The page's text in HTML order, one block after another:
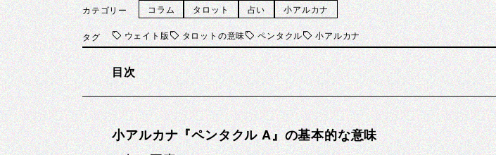
カテゴリー コラム タロット 占い 小アルカナ
タグ ウェイト版 タロットの意味 ペンタクル 小アルカナ
目次
小アルカナ『ペンタクル A』の基本的な意味